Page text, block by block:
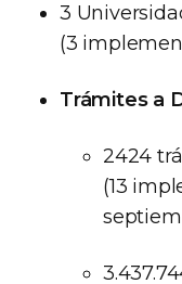
3
(3
Trámites a
2424
(13